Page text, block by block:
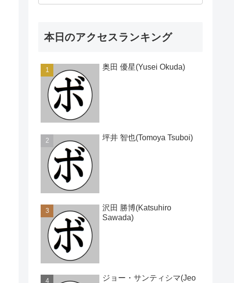
本日のアクセスランキング
奥田 優星(Yusei Okuda)
坪井 智也(Tomoya Tsuboi)
沢田 勝博(Katsuhiro
Sawada)
ジョー・サンティシマ(Jeo